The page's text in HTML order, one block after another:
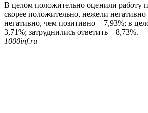
В целом положительно оценили работу
скорее положительно, нежели негативно
негативно, чем позитивно – 7,93%; в
3,71%; затруднились ответить – 8,73%.
1000inf.ru